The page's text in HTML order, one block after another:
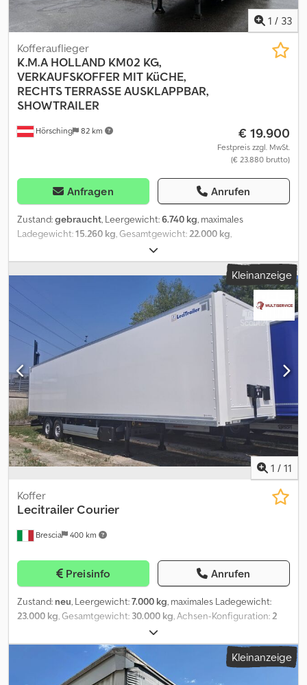
1 / 33
Hörsching 82 km
Kofferauflieger
K.M.A HOLLAND KM02 KG,
VERKAUFSKOFFER MIT KüCHE,
RECHTS TERRASSE AUSKLAPPBAR,
SHOWTRAILER
€ 19.900
Festpreis zzgl. MwSt.
(€ 23.880 brutto)
Anfragen Anrufen
Zustand:gebraucht, Leergewicht:6.740 kg, maximales
Ladegewicht:15.260 kg, Gesamtgewicht:22.000 kg,
, nächste Prüfung (TÜV):
Reifengröße:265/70/R19.5, Ausstattung:ABS, Druckluftbremse,
LKW-Zulassung, | Koffer K.M.A Holland KM02 KG Showtrailer |
Baujahr: 1996 2015 komplett restauriert | Achsen: 1 Achse lenkbar
zwillingsbereift mit Alufelgen luftgefedert | Rechts Terrasse
ausklappbar mit Geländer und Stiegen rechts und links, siehe
Fotos | Lichtsystem auf der Decke mit Stomanschluss |
Leergewicht: 6.740 kg | Nutzlast 15.260 kg | Länge: 11,55 m | Breite:
2,56 m | Höhe: 3,80 m | eingebaute Küche mit 2 Kühlladen,
Klimaanlage/Heizung | Waschbecken mit 200 Liter Frischwasser,
Stromanschluss 220 volt | Ladebordwand Dhollandia DH-LM |
Seitenbordwand | Eigengewicht: 6740kg | Klimaanlagen Argo |
Wassertank | Markise | Werkzeugkasten | Reifen:265/70R19,5
Irrtum und Zwischenverkauf vorbehalten. Djdpfx Anozhwh Sskskr
Kleinanzeige
1 / 11
Brescia 400 km
Koffer
LecitrailerCourier
Preisinfo Anrufen
Zustand: neu, Leergewicht:7.000 kg, maximales Ladegewicht:
23.000 kg, Gesamtgewicht: 30.000 kg, Achsen-Konfiguration:2
13.620 mm
Laderaumhöhe:2.700 mm, Federung:Luft, Reifengröße:385/65 r
, Ausstattung:ABS
, SAF-Scheibenbremsen, 4
Reifen 385/65 R 22,5 von führender Marke, Reserveradhalter,
Kleinanzeige